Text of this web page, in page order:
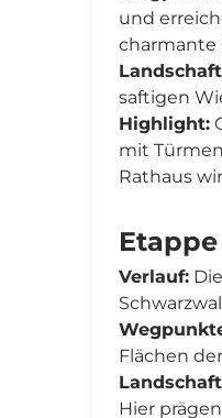
und
charmante
saftigen
Highlight:
mit
Rathaus
Verlauf:
Flächen
Hier